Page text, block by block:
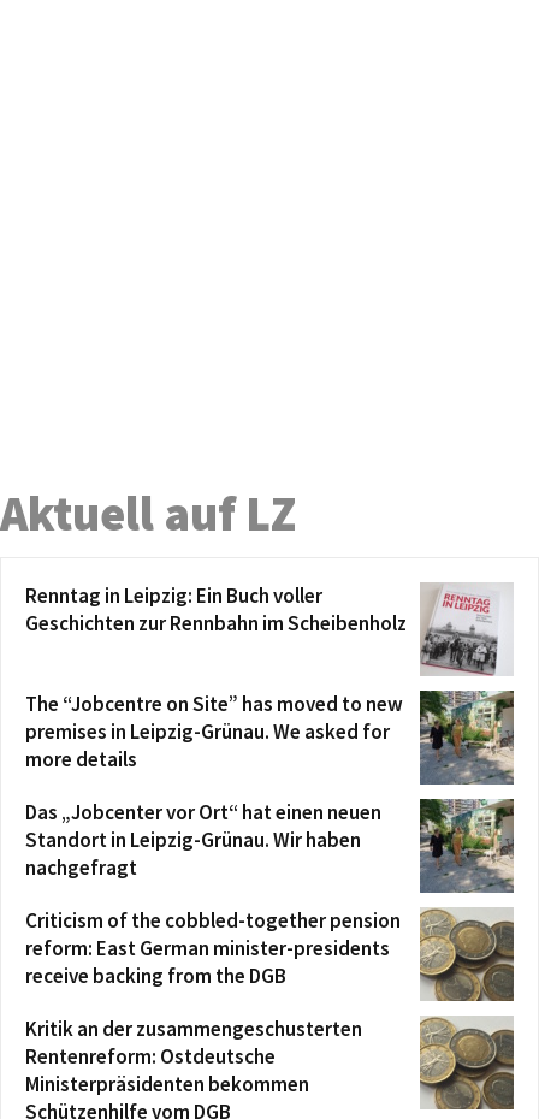
Aktuell auf LZ
Renntag in Leipzig: Ein Buch voller
Geschichten zur Rennbahn im Scheibenholz
The “Jobcentre on Site” has moved to new
premises in Leipzig-Grünau. We asked for
more details
Das „Jobcenter vor Ort“ hat einen neuen
Standort in Leipzig-Grünau. Wir haben
nachgefragt
Criticism of the cobbled-together pension
reform: East German minister-presidents
receive backing from the DGB
Kritik an der zusammengeschusterten
Rentenreform: Ostdeutsche
Ministerpräsidenten bekommen
Schützenhilfe vom DGB